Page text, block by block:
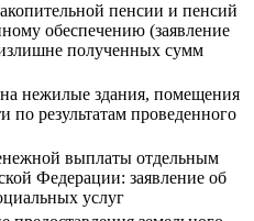
пенсии и пенсий
обеспечению (заявление
полученных сумм
нежилые здания, помещения
по результатам проведенного
выплаты отдельным
Федерации: заявление об
услуг